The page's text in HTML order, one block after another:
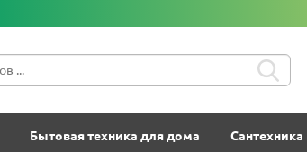
Бытовая техника для дома Сантехника